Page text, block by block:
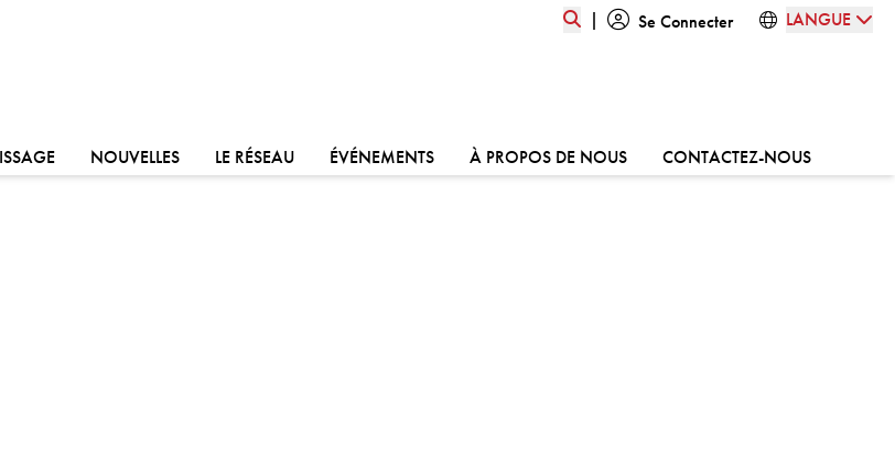
| Se Connecter LANGUE
ALLER À:NOUVELLESALLER À:LE RÉSEAUALLER À:ÉVÉNEMENTSALLER À:À PROPOS DE NOUSALLER À:CONTACTEZ-NOUSALLER À: